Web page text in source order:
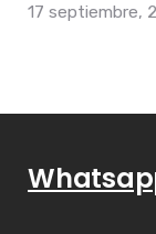
17 septiembre,